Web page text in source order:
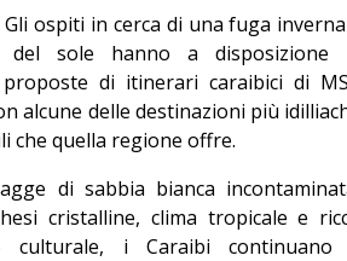
Gli ospiti in cerca di una fuga
del sole hanno a disposizione
di itinerari caraibici di
alcune delle destinazioni più
che quella regione offre.
di sabbia bianca
cristalline, clima tropicale e
culturale, i Caraibi continuano
Addio amico
Giorgio
Editoriale